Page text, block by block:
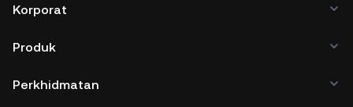
Korporat
Produk
Perkhidmatan